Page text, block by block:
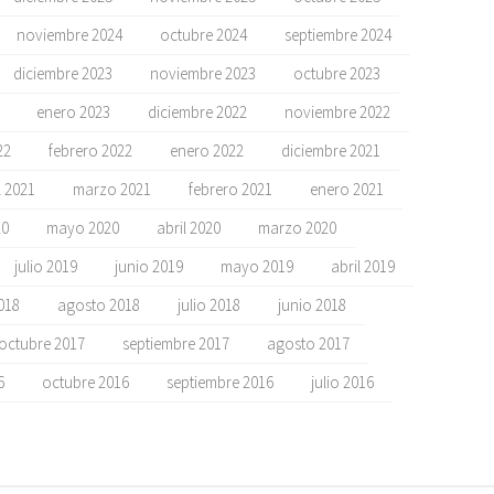
noviembre 2024
octubre 2024
septiembre 2024
diciembre 2023
noviembre 2023
octubre 2023
enero 2023
diciembre 2022
noviembre 2022
febrero 2022 enero 2022
diciembre 2021
marzo 2021 febrero 2021
enero 2021
mayo 2020 abril 2020
marzo 2020
julio 2019
junio 2019 mayo 2019
abril 2019
agosto 2018 julio 2018
junio 2018
2017
septiembre 2017
agosto 2017
octubre 2016 septiembre 2016 julio 2016